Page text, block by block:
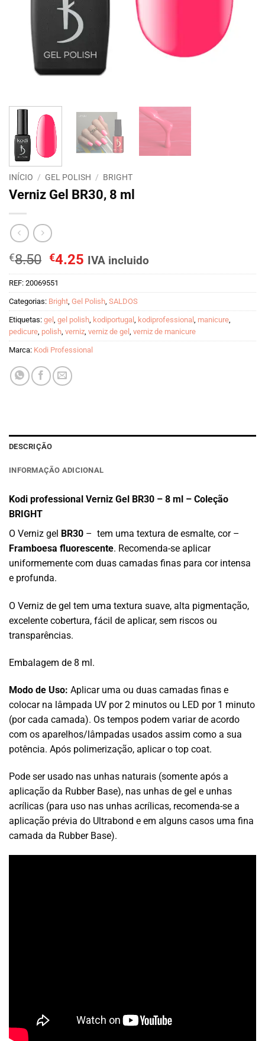
INÍCIO / GEL POLISH / BRIGHT
Verniz Gel BR30, 8 ml
€8.50 O
preço
original
era:
€8.50.
€4.25 O
preço
é:
€4.25.
IVA incluido
REF: 20069551
Categorias: Bright Gel Polish SALDOS
Etiquetas: gel gel polish kodiportugal kodiprofessional manicure
pedicure polish verniz verniz de gel verniz de manicure
Marca: Kodi Professional
DESCRIÇÃO
INFORMAÇÃO ADICIONAL
Kodi professional Verniz Gel BR30 – 8 ml – Coleção
BRIGHT
O Verniz gel BR30 – tem uma textura de esmalte, cor –
Framboesa fluorescente. Recomenda-se aplicar
uniformemente com duas camadas finas para cor intensa
e profunda.
O Verniz de gel tem uma textura suave, alta pigmentação,
excelente cobertura, fácil de aplicar, sem riscos ou
transparências.
Embalagem de 8 ml.
Modo de Uso: Aplicar uma ou duas camadas finas e
colocar na lâmpada UV por 2 minutos ou LED por 1 minuto
(por cada camada). Os tempos podem variar de acordo
com os aparelhos/lâmpadas usados assim como a sua
potência. Após polimerização, aplicar o top coat.
Pode ser usado nas unhas naturais (somente após a
aplicação da Rubber Base), nas unhas de gel e unhas
acrílicas (para uso nas unhas acrílicas, recomenda-se a
aplicação prévia do Ultrabond e em alguns casos uma fina
camada da Rubber Base).